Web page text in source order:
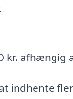
kr. afhængig
indhente